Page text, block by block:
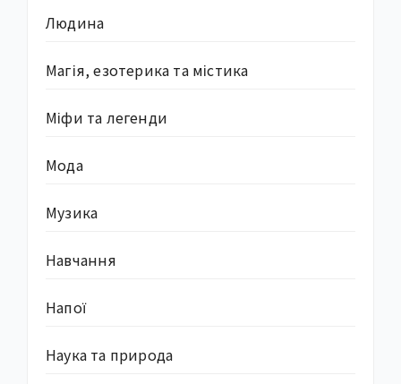
Людина
Магія, езотерика та містика
Міфи та легенди
Мода
Музика
Навчання
Напої
Наука та природа